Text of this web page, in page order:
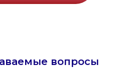
вопросы